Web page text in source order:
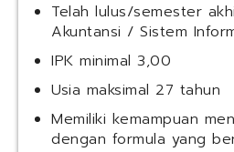
Telah lulus/semester
Akuntansi / Sistem
IPK minimal 3,00
Usia maksimal 27 tahun
Memiliki kemampuan
dengan formula yang